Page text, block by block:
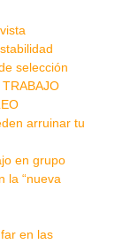
selección
TRABAJO
arruinar tu
en grupo
la “nueva
en las